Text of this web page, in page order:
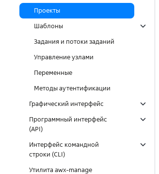
Проекты
Шаблоны
Задания и потоки заданий
Управление узлами
Переменные
Методы аутентификации
Графический интерфейс
Программный интерфейс
(API)
Интерфейс командной
строки (CLI)
Утилита awx-manage